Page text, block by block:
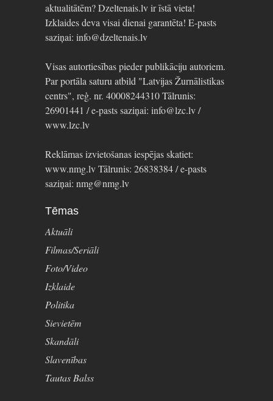
aktualitātēm? Dzeltenais.lv ir īstā vieta!
Izklaides deva visai dienai garantēta! E-pasts
saziņai: info@dzeltenais.lv
Visas autortiesības pieder publikāciju autoriem.
Par portāla saturu atbild "Latvijas Žurnālistikas
centrs", reģ. nr. 40008244310 Tālrunis:
26901441 / e-pasts saziņai: info@lzc.lv /
www.lzc.lv
Reklāmas izvietošanas iespējas skatiet:
www.nmg.lv Tālrunis: 26838384 / e-pasts
saziņai: nmg@nmg.lv
Tēmas
Aktuāli
Filmas/Seriāli
Foto/Video
Izklaide
Politika
Sievietēm
Skandāli
Slavenības
Tautas Balss